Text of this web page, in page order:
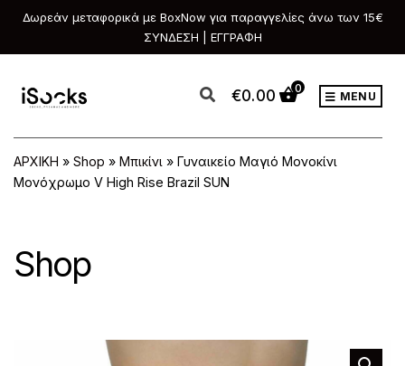
Δωρεάν μεταφορικά με BoxNow για παραγγελίες άνω των 15€
ΣΥΝΔΕΣΗ | ΕΓΓΡΑΦΗ
€0.00 0
MENU
ΑΡΧΙΚΗ » Shop » Μπικίνι » Γυναικείο Μαγιό Μονοκίνι
Μονόχρωμο V High Rise Brazil SUN
Shop